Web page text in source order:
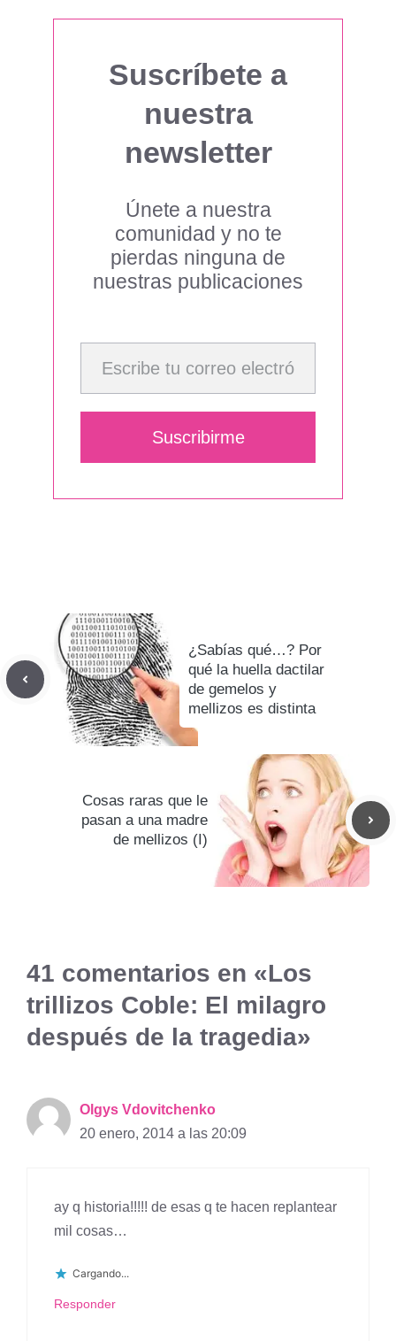
Suscríbete a
nuestra
newsletter
Únete a nuestra
comunidad y no te
pierdas ninguna de
nuestras publicaciones
Escribe tu correo electrónico…
Suscribirme
¿Sabías qué…? Por
qué la huella dactilar
de gemelos y
mellizos es distinta
Cosas raras que le
pasan a una madre
de mellizos (I)
41 comentarios en «Los
trillizos Coble: El milagro
después de la tragedia»
Olgys Vdovitchenko
20 enero, 2014 a las 20:09
ay q historia!!!!! de esas q te hacen replantear
mil cosas…
Cargando...
Responder